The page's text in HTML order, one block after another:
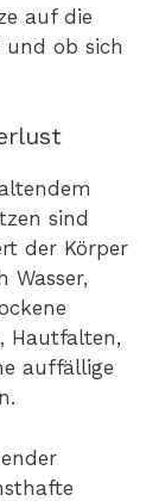
auf die
und ob sich
sind
der Körper
Wasser,
Hautfalten,
auffällige